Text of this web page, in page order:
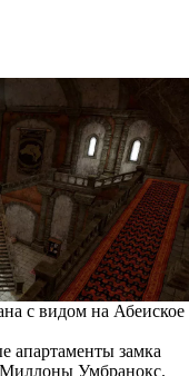
с видом на Абеиское
апартаменты замка
Умбранокс.